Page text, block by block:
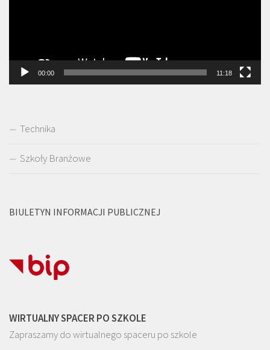
00:00 11:18
Technika
Szkoły Branżowe
BIULETYN INFORMACJI PUBLICZNEJ
WIRTUALNY SPACER PO SZKOLE
Zapraszamy do wirtualnego spaceru po szkole